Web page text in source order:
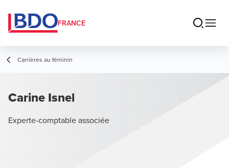
FRANCE
Carrières au féminin
Carine Isnel
Experte-comptable associée